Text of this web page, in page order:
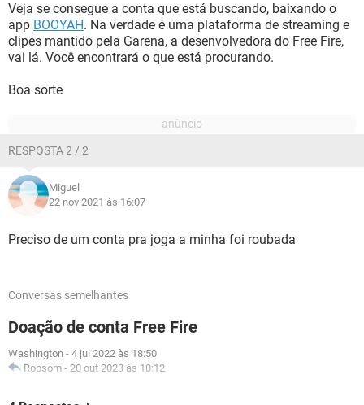
Veja se consegue a conta que está buscando, baixando o
app BOOYAH. Na verdade é uma plataforma de streaming e
clipes mantido pela Garena, a desenvolvedora do Free Fire,
vai lá. Você encontrará o que está procurando.
Boa sorte
RESPOSTA 2 / 2
Miguel
22 nov 2021 às 16:07
Preciso de um conta pra joga a minha foi roubada
Conversas semelhantes
Doação de conta Free Fire
Washington - 4 jul 2022 às 18:50
Robsom - 20 out 2023 às 10:12